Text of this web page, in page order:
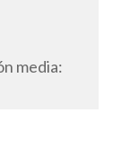
media: